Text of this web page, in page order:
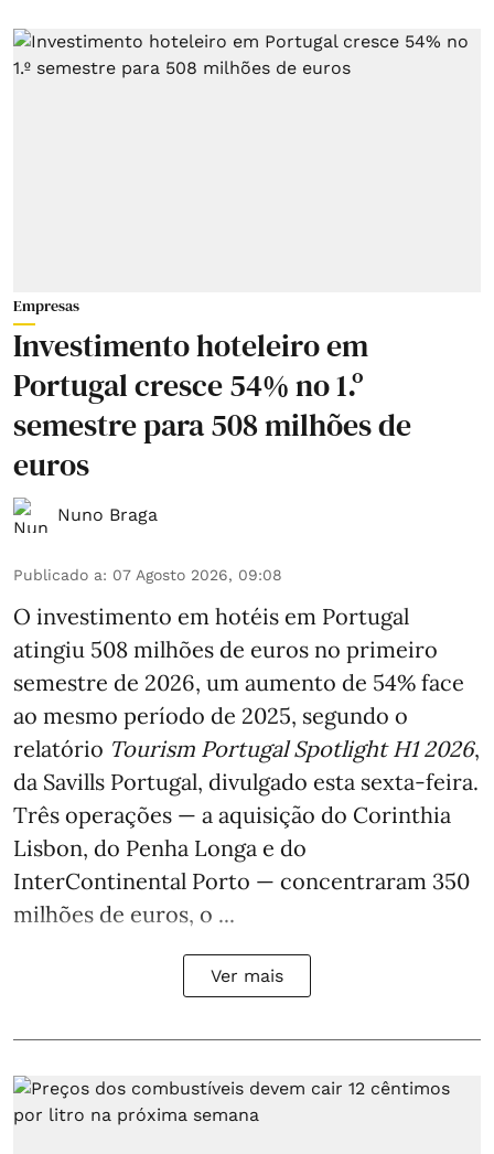
Empresas
Investimento hoteleiro em
Portugal cresce 54% no 1.º
semestre para 508 milhões de
euros
Nuno Braga
Publicado a: 07 Agosto 2026, 09:08
O investimento em hotéis em Portugal
atingiu 508 milhões de euros no primeiro
semestre de 2026, um aumento de 54% face
ao mesmo período de 2025, segundo o
relatório Tourism Portugal Spotlight H1 2026,
da Savills Portugal, divulgado esta sexta-feira.
Três operações — a aquisição do Corinthia
Lisbon, do Penha Longa e do
InterContinental Porto — concentraram 350
milhões de euros, o ...
Ver mais